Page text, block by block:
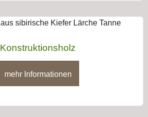
Konstruktionsholz
mehr Informationen